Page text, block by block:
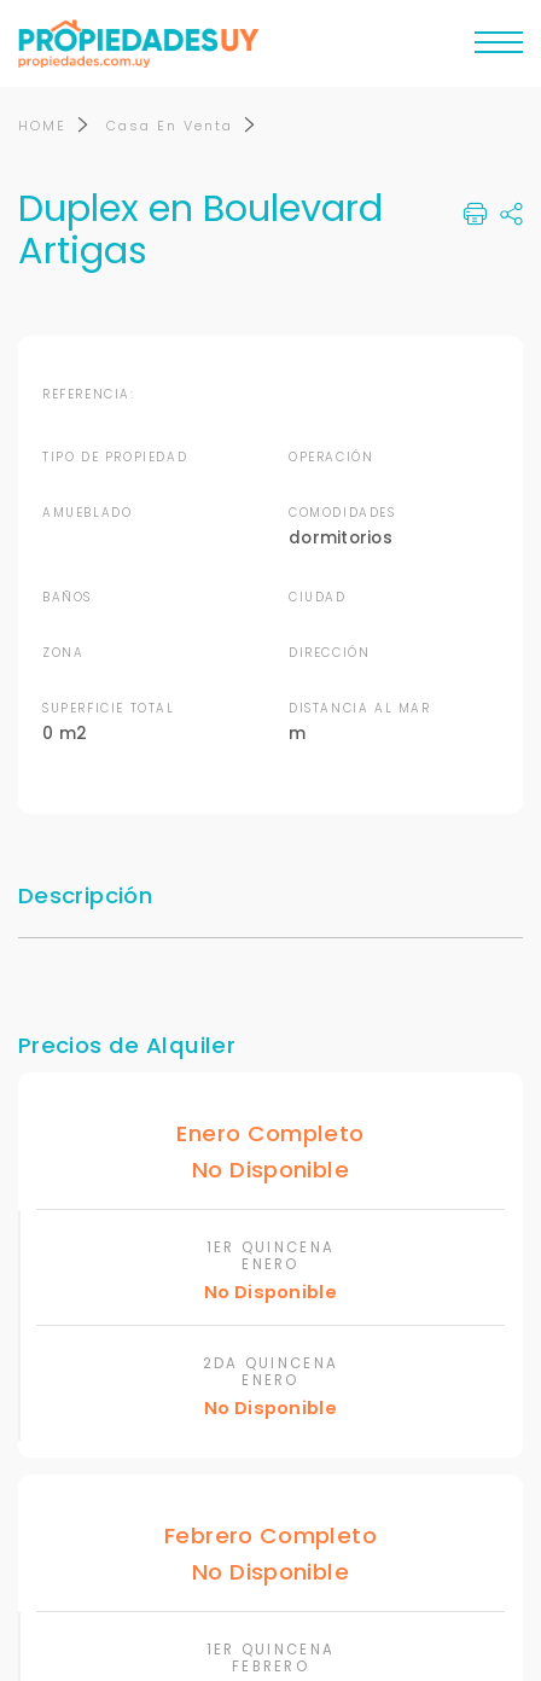
HOME Casa En Venta
Duplex en Boulevard
Artigas
REFERENCIA:
TIPO DE PROPIEDAD OPERACIÓN
AMUEBLADO COMODIDADES
dormitorios
BAÑOS CIUDAD
ZONA DIRECCIÓN
SUPERFICIE TOTAL
0 m2
DISTANCIA AL MAR
m
Descripción
Precios de Alquiler
Enero Completo
No Disponible
1ER QUINCENA
ENERO
No Disponible
2DA QUINCENA
ENERO
No Disponible
Febrero Completo
No Disponible
1ER QUINCENA
FEBRERO